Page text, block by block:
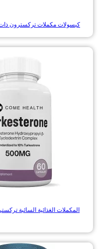
كبسولات مكملات تركسترون ذات
المكملات الغذائية السائبة